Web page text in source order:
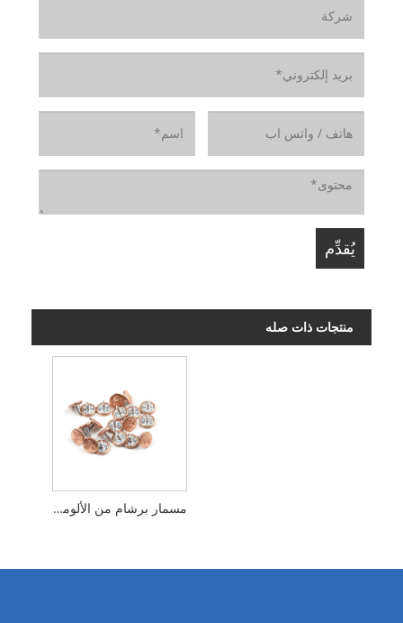
منتجات ذات صله
مسمار برشام من الألومنيوم